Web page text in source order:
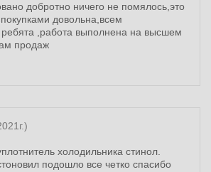
добротно ничего не помялось,это
довольна,всем
,работа выполнена на высшем
продаж
холодильника стинол.
подошло все четко спасибо